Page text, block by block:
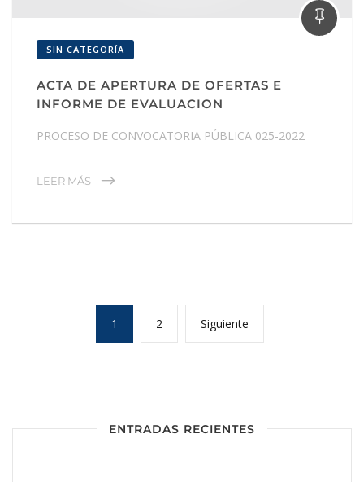
SIN CATEGORÍA
ACTA DE APERTURA DE OFERTAS E
INFORME DE EVALUACION
PROCESO DE CONVOCATORIA PÚBLICA 025-2022
LEER MÁS
1 2 Siguiente
ENTRADAS RECIENTES